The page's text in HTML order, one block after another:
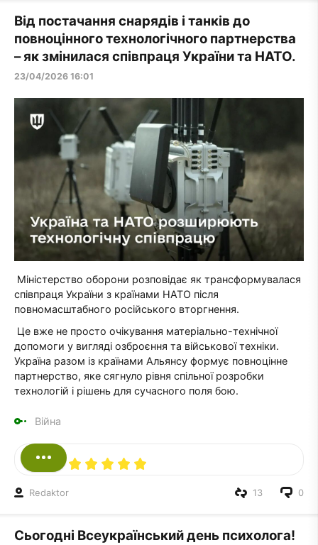
Від постачання снарядів і танків до
повноцінного технологічного партнерства
– як змінилася співпраця України та НАТО.
23/04/2026 16:01
Міністерство оборони розповідає як трансформувалася
співпраця України з країнами НАТО після
повномасштабного російського вторгнення.
Це вже не просто очікування матеріально-технічної
допомоги у вигляді озброєння та військової техніки.
Україна разом із країнами Альянсу формує повноцінне
партнерство, яке сягнуло рівня спільної розробки
технологій і рішень для сучасного поля бою.
Війна
Redaktor 0
13
Сьогодні Всеукраїнський день психолога!